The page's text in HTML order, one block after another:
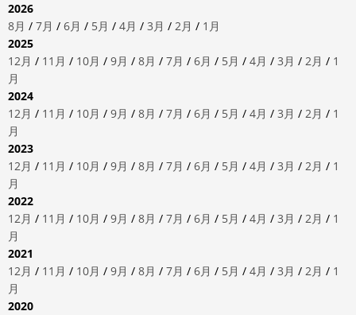
2026
8月 / 7月 / 6月 / 5月 / 4月 / 3月 / 2月 / 1月
2025
12月 / 11月 / 10月 / 9月 / 8月 / 7月 / 6月 / 5月 / 4月 / 3月 / 2月 / 1
月
2024
12月 / 11月 / 10月 / 9月 / 8月 / 7月 / 6月 / 5月 / 4月 / 3月 / 2月 / 1
月
2023
12月 / 11月 / 10月 / 9月 / 8月 / 7月 / 6月 / 5月 / 4月 / 3月 / 2月 / 1
月
2022
12月 / 11月 / 10月 / 9月 / 8月 / 7月 / 6月 / 5月 / 4月 / 3月 / 2月 / 1
月
2021
12月 / 11月 / 10月 / 9月 / 8月 / 7月 / 6月 / 5月 / 4月 / 3月 / 2月 / 1
月
2020